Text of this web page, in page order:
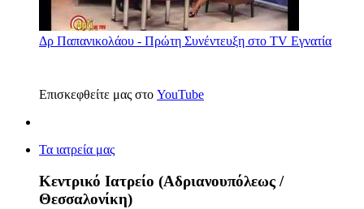
Δρ Παπανικολάου - Πρώτη Συνέντευξη στο TV Εγνατία
Επισκεφθείτε μας στο YouTube
Τα ιατρεία μας
Κεντρικό Ιατρείο (Αδριανουπόλεως /
Θεσσαλονίκη)